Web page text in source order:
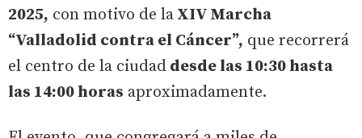
2025, con motivo de la XIV Marcha
“Valladolid contra el Cáncer”, que recorrerá
el centro de la ciudad desde las 10:30 hasta
las 14:00 horas aproximadamente.